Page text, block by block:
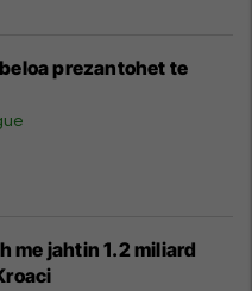
prezantohet te
me jahtin 1.2 miliard